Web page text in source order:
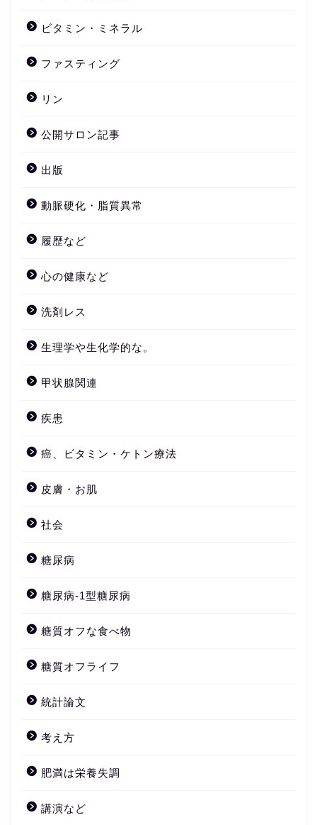
ビタミン・ミネラル
ファスティング
リン
公開サロン記事
出版
動脈硬化・脂質異常
履歴など
心の健康など
洗剤レス
生理学や生化学的な。
甲状腺関連
疾患
癌、ビタミン・ケトン療法
皮膚・お肌
社会
糖尿病
糖尿病-1型糖尿病
糖質オフな食べ物
糖質オフライフ
統計論文
考え方
肥満は栄養失調
講演など